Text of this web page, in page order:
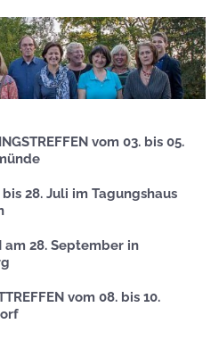
vom 03. bis 05.
bis 28. Juli im Tagungshaus
am 28. September in
vom 08. bis 10.